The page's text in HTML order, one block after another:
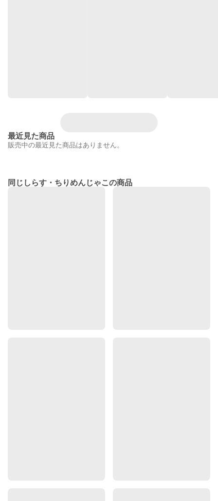
最近見た商品
販売中の最近見た商品はありません。
同じしらす・ちりめんじゃこの商品